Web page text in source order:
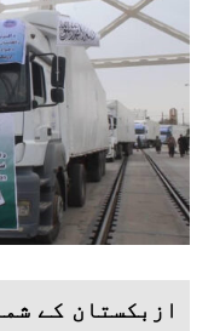
ازبکستان کے